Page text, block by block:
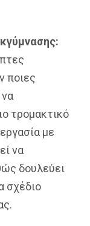
ποιες
τρομακτικό
με
να
δουλεύει
σχέδιο